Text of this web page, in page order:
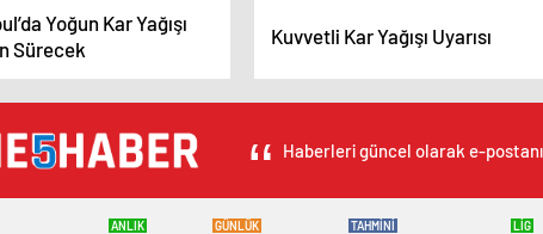
Yoğun Kar Yağışı
Sürecek
Kuvvetli Kar Yağışı Uyarısı
Haberleri güncel olarak e-
ANLIK GÜNLÜK TAHMİNİ LİG